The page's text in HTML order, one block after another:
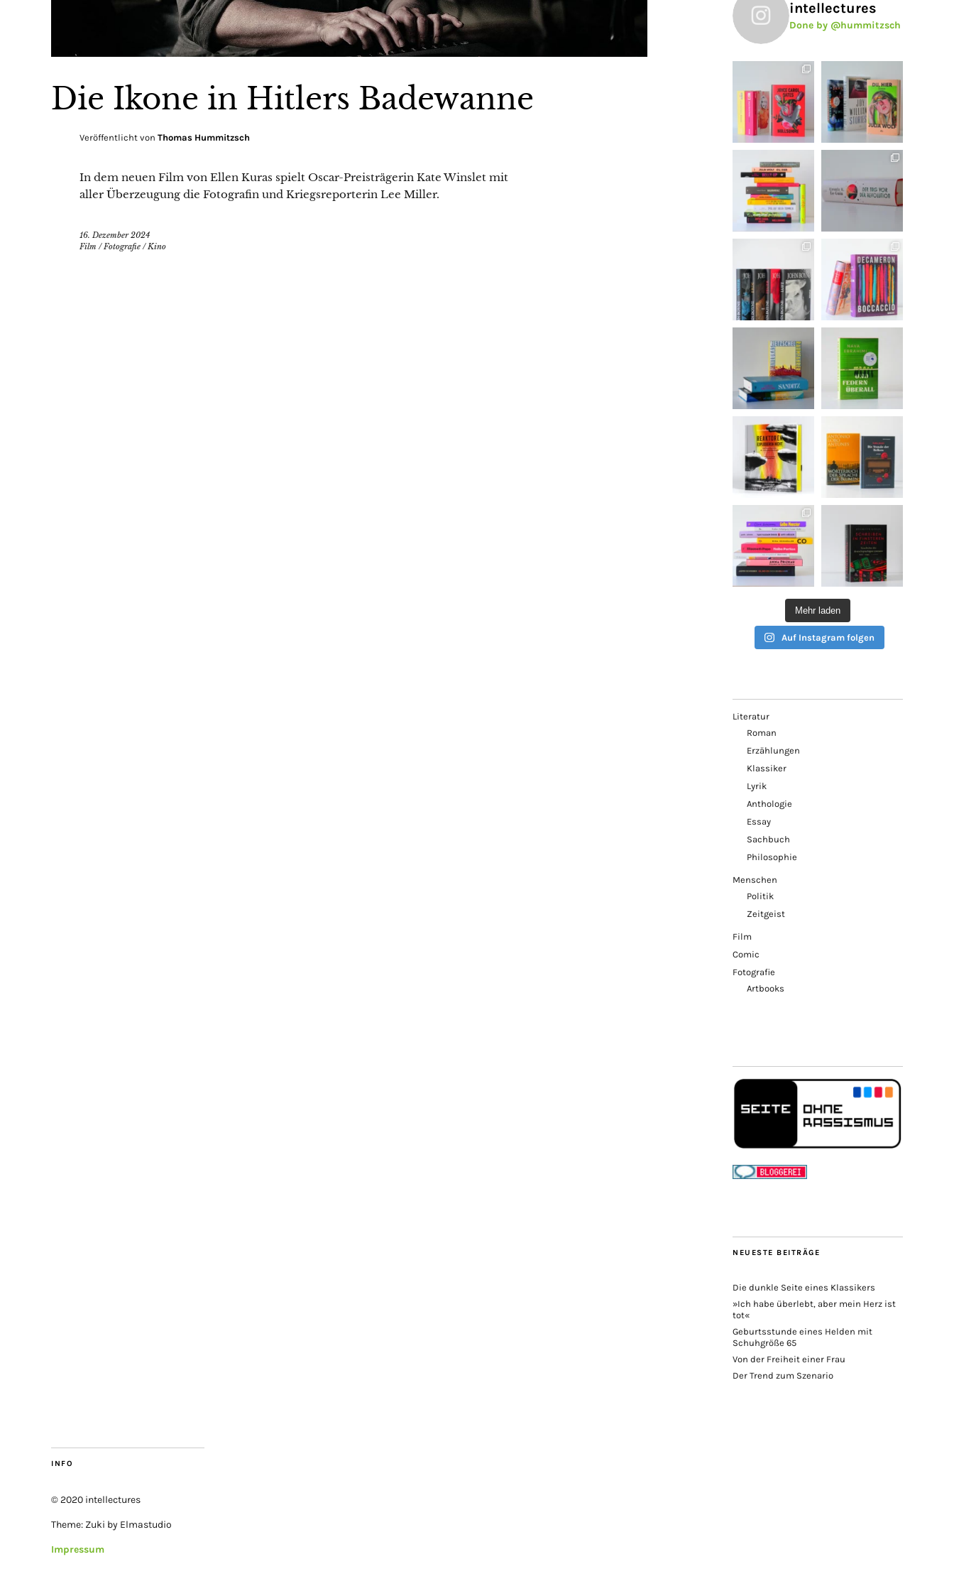
Die Ikone in Hitlers Badewanne
Veröffentlicht von Thomas Hummitzsch
In dem neuen Film von Ellen Kuras spielt Oscar-Preisträgerin Kate Winslet mit
aller Überzeugung die Fotografin und Kriegsreporterin Lee Miller.
16. Dezember 2024
Film /Fotografie /Kino
intellectures
Done by @hummitzsch
Mehr laden
Auf Instagram folgen
Literatur
Roman
Erzählungen
Klassiker
Lyrik
Anthologie
Essay
Sachbuch
Philosophie
Menschen
Politik
Zeitgeist
Film
Comic
Fotografie
Artbooks
NEUESTE BEITRÄGE
Die dunkle Seite eines Klassikers
»Ich habe überlebt, aber mein Herz ist
tot«
Geburtsstunde eines Helden mit
Schuhgröße 65
Von der Freiheit einer Frau
Der Trend zum Szenario
INFO
© 2020 intellectures
Theme: Zuki by Elmastudio
Impressum